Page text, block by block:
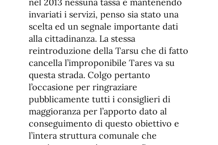
nel 2013 nessuna tassa e mantenendo
invariati i servizi, penso sia stato una
scelta ed un segnale importante dati
alla cittadinanza. La stessa
reintroduzione della Tarsu che di fatto
cancella l’improponibile Tares va su
questa strada. Colgo pertanto
l’occasione per ringraziare
pubblicamente tutti i consiglieri di
maggioranza per l’apporto dato al
conseguimento di questo obiettivo e
l’intera struttura comunale che